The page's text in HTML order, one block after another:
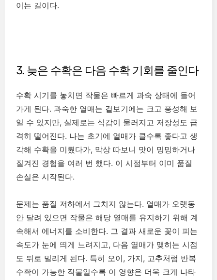
이는 길이다.
3. 늦은 수확은 다음 수확 기회를 줄인다
수확 시기를 놓치면 작물은 빠르게 과숙 상태에 들어
가게 된다. 과숙한 열매는 겉보기에는 크고 풍성해 보
일 수 있지만, 실제로는 식감이 물러지고 저장성도 급
격히 떨어진다. 나는 초기에 열매가 클수록 좋다고 생
각해 수확을 미뤘다가, 막상 따보니 맛이 밍밍하거나
질겨진 경험을 여러 번 했다. 이 시점부터 이미 품질
손실은 시작된다.
문제는 품질 저하에서 그치지 않는다. 열매가 오랫동
안 달려 있으면 작물은 해당 열매를 유지하기 위해 계
속해서 에너지를 소비한다. 그 결과 새로운 꽃이 피는
속도가 눈에 띄게 느려지고, 다음 열매가 맺히는 시점
도 뒤로 밀리게 된다. 특히 오이, 가지, 고추처럼 반복
수확이 가능한 작물일수록 이 영향은 더욱 크게 나타